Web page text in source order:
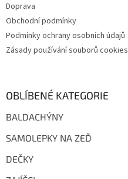
Doprava
Obchodní podmínky
Podmínky ochrany osobních údajů
Zásady používání souborů cookies
OBLÍBENÉ KATEGORIE
BALDACHÝNY
SAMOLEPKY NA ZEĎ
DEČKY